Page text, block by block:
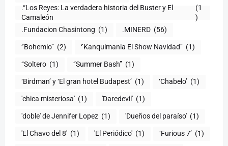
.“Los Reyes: La verdadera historia del Buster y El
Camaleón
(1
)
.Fundacion Chasintong (1) .MINERD (56)
‘’Bohemio’’ (2) ‘’Kanquimania El Show Navidad’’ (1)
‘‘Soltero (1) ‘’Summer Bash’’ (1)
‘Birdman’ y ‘El gran hotel Budapest’ (1) ‘Chabelo’ (1)
'chica misteriosa' (1) 'Daredevil' (1)
'doble' de Jennifer Lopez (1) 'Dueños del paraíso' (1)
'El Chavo del 8' (1) 'El Periódico' (1) ‘Furious 7’ (1)